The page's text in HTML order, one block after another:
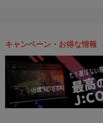
キャンペーン・お得な情報